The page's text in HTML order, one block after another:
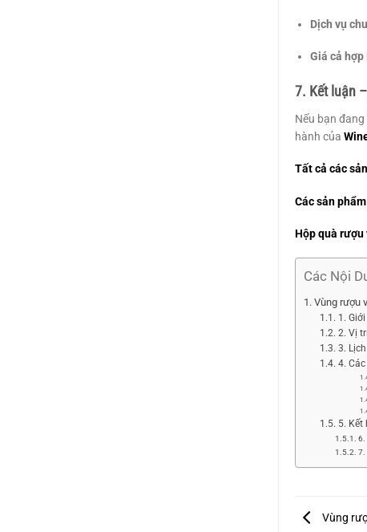
Dịch vụ
Giá cả hợp
7. Kết luận
Nếu bạn
hành của
Tất cả các
Các sản
Hộp quà
Các Nội
Vùng rượu
1.
2. Vị
3.
4.
5. Kết
6.
7.
Vùng